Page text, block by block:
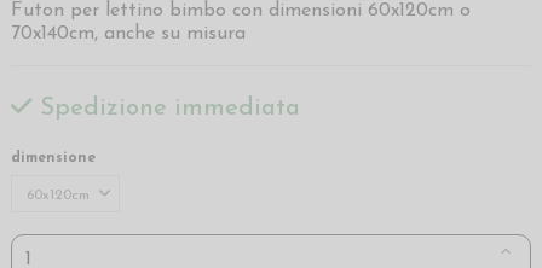
Futon per lettino bimbo con dimensioni 60x120cm o
70x140cm, anche su misura
Spedizione immediata
dimensione